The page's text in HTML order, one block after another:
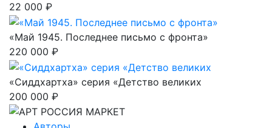
22 000 ₽
«Май 1945. Последнее письмо с фронта»
220 000 ₽
«Сиддхартха» серия «Детство великих
200 000 ₽